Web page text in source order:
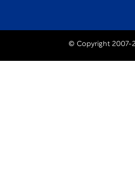
© Copyright 2007-